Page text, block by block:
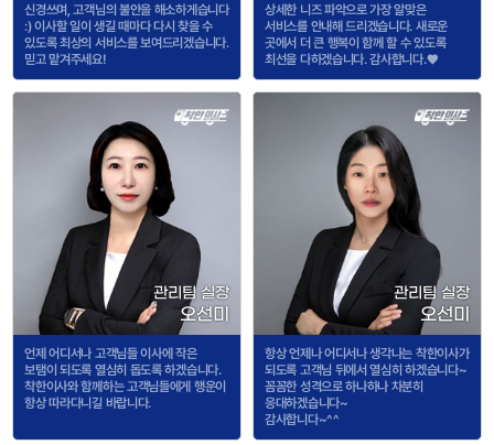
신경쓰며, 고객님의 불안을 해소하게습니다
:) 이사할 일이 생길 때마다 다시 찾을 수
있도록 최상의 서비스를 보여드리겠습니다.
믿고 맡겨주세요!
상세한 니즈 파악으로 가장 알맞은
서비스를 안내해 드리겠습니다. 새로운
곳에서 더 큰 행복이 함께 할 수 있도록
최선을 다하겠습니다. 감사합니다.♥
관리팀 실장
오선미
언제 어디서나 고객님들 이사에 작은
보탬이 되도록 열심히 돕도록 하겠습니다.
착한이사와 함께하는 고객님들에게 행운이
항상 따라다니길 바랍니다.
관리팀 실장
오선미
항상 언제나 어디서나 생각나는 착한이사가
되도록 고객님 뒤에서 열심히 하겠습니다~
꼼꼼한 성격으로 하나하나 차분히
응대하겠습니다~
감사합니다~^^